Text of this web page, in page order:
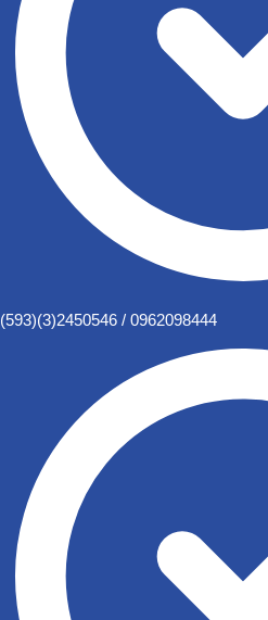
(593)(3)2450546 / 0962098444